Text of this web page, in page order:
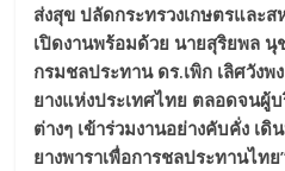
ส่งสุข ปลัดกระทรวงเกษตรและ
เปิดงานพร้อมด้วย นายสุริยพล
กรมชลประทาน ดร.เพิก เลิศวังพ
ยางแห่งประเทศไทย ตลอดจนผู้
ต่างๆ เข้าร่วมงานอย่างคับคั่ง เ
ยางพาราเพื่อการชลประทานไท